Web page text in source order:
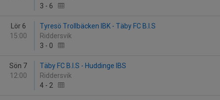
3 - 6
Lör 6
15:00
Tyresö Trollbäcken IBK - Täby FC B.I.S
Riddersvik
3 - 0
Sön 7
12:00
Täby FC B.I.S - Huddinge IBS
Riddersvik
4 - 2